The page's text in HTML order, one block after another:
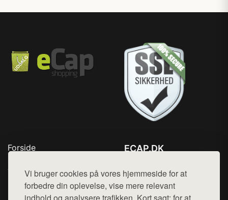
Vi bruger cookies på vores hjemmeside for at
forbedre din oplevelse, vise mere relevant
Forside
Top Rabatter
Blog
Kontakt
ECAP.DK
Mail: hej@want.dk